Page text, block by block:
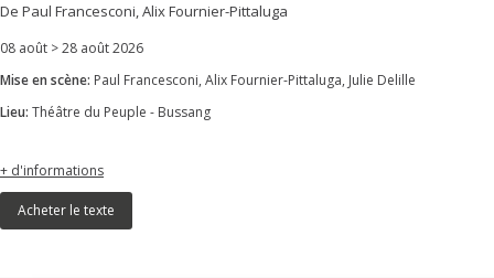
De Paul Francesconi, Alix Fournier-Pittaluga
08 août > 28 août 2026
Mise en scène: Paul Francesconi, Alix Fournier-Pittaluga, Julie Delille
Lieu: Théâtre du Peuple - Bussang
+ d'informations
Acheter le texte